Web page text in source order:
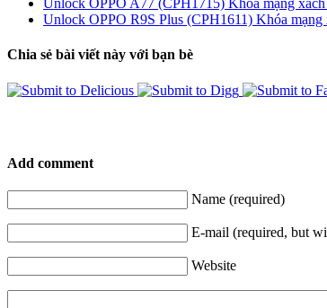
Unlock OPPO A77 (CPH1715) Khóa mạng
Unlock OPPO R9S Plus (CPH1611) Khóa
Chia sẻ bài viết này với bạn bè
Add comment
Name (required)
E-mail (required, but
Website